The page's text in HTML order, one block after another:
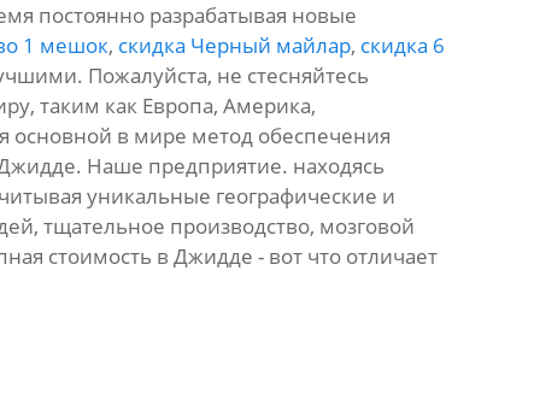
постоянно разрабатывая новые
1 мешок, скидка Черный майлар, скидка 6
Пожалуйста, не стесняйтесь
таким как Европа, Америка,
основной в мире метод обеспечения
Наше предприятие. находясь
уникальные географические и
тщательное производство, мозговой
стоимость в Джидде - вот что отличает